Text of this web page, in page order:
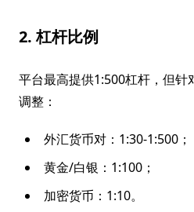
2. 杠杆比例
平台最高提供1:500杠杆，但针
调整：
外汇货币对：1:30-1:500；
黄金/白银：1:100；
加密货币：1:10。